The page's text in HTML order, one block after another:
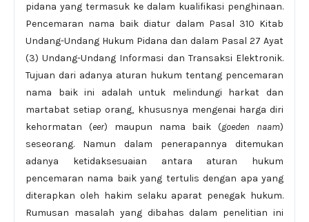
pidana yang termasuk ke dalam kualifikasi penghinaan.
Pencemaran nama baik diatur dalam Pasal 310 Kitab
Undang-Undang Hukum Pidana dan dalam Pasal 27 Ayat
(3) Undang-Undang Informasi dan Transaksi Elektronik.
Tujuan dari adanya aturan hukum tentang pencemaran
nama baik ini adalah untuk melindungi harkat dan
martabat setiap orang, khususnya mengenai harga diri
kehormatan (eer) maupun nama baik (goeden naam)
seseorang. Namun dalam penerapannya ditemukan
adanya ketidaksesuaian antara aturan hukum
pencemaran nama baik yang tertulis dengan apa yang
diterapkan oleh hakim selaku aparat penegak hukum.
Rumusan masalah yang dibahas dalam penelitian ini